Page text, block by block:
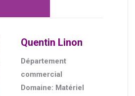
Quentin Linon
Département
commercial
Domaine: Matériel